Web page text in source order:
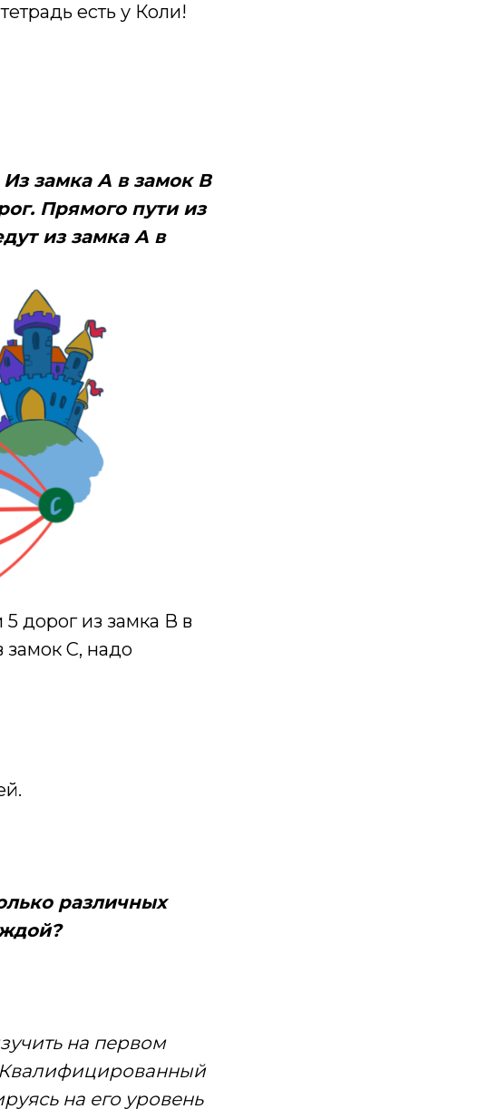
есть у Коли!
замка А в замок В
Прямого пути из
из замка А в
дорог из замка В в
замок С, надо
различных
на первом
на его уровень